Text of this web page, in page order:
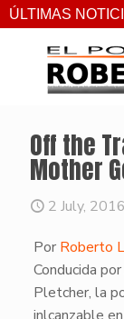
ÚLTIMAS
Sovereignty
Off the
Mother
2 July, 2016
Por Roberto
​Conducida
Pletcher, la